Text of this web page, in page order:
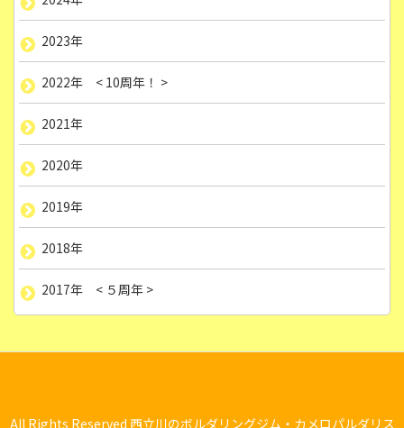
2023年
2022年 < 10周年！ >
2021年
2020年
2019年
2018年
2017年 < ５周年 >
All Rights Reserved 西立川のボルダリングジム・カメロパルダリス